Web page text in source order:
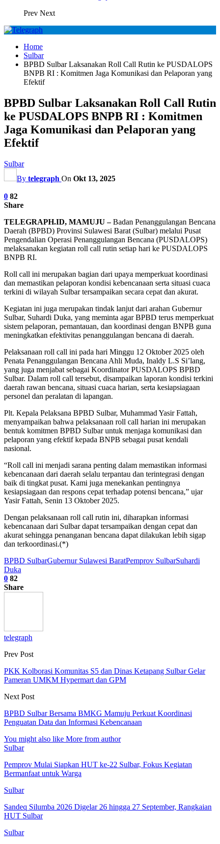
Prev Next
Home
Sulbar
BPBD Sulbar Laksanakan Roll Call Rutin ke PUSDALOPS
BNPB RI : Komitmen Jaga Komunikasi dan Pelaporan yang
Efektif
BPBD Sulbar Laksanakan Roll Call Rutin
ke PUSDALOPS BNPB RI : Komitmen
Jaga Komunikasi dan Pelaporan yang
Efektif
Sulbar
By telegraph On Okt 13, 2025
0 82
Share
TELEGRAPH.ID, MAMUJU –Badan Penanggulangan Bencana
Daerah (BPBD) Provinsi Sulawesi Barat (Sulbar) melalui Pusat
Pengendalian Operasi Penanggulangan Bencana (PUSDALOPS)
melaksanakan kegiatan roll call rutin setiap hari ke PUSDALOPS
BNPB RI.
Roll call ini merupakan bagian dari upaya memperkuat koordinasi
dan memastikan pelaporan kondisi kebencanaan serta situasi cuaca
terkini di wilayah Sulbar tersampaikan secara cepat dan akurat.
Kegiatan ini juga merupakan tindak lanjut dari arahan Gubernur
Sulbar, Suhardi Duka, yang meminta agar BPBD terus memperkuat
sistem pelaporan, pemantauan, dan koordinasi dengan BNPB guna
meningkatkan efektivitas penanggulangan bencana di daerah.
Pelaksanaan roll call ini pada hari Minggu 12 Oktober 2025 oleh
Penata Penanggulangan Bencana Ahli Muda, Inaldy L.S Si’lang,
yang juga menjabat sebagai Koordinator PUSDALOPS BPBD
Sulbar. Dalam roll call tersebut, disampaikan laporan kondisi terkini
daerah rawan bencana, situasi cuaca harian, serta kesiapsiagaan
personel dan peralatan di lapangan.
Plt. Kepala Pelaksana BPBD Sulbar, Muhammad Yasir Fattah,
menyampaikan bahwa pelaksanaan roll call harian ini merupakan
bentuk komitmen BPBD Sulbar untuk menjaga komunikasi dan
pelaporan yang efektif kepada BNPB sebagai pusat kendali
nasional.
“Roll call ini menjadi sarana penting dalam memastikan informasi
kebencanaan dari daerah selalu terpantau dan terintegrasi dengan
baik di tingkat pusat. Kami juga menekankan pentingnya
kesiapsiagaan dan respons cepat terhadap potensi bencana,” ujar
Yasir Fattah, Senin 13 Oktober 2025.
Dengan pelaksanaan roll call rutin ini, diharapkan informasi
kebencanaan dari Sulbar dapat tersampaikan dengan cepat dan
akurat sehingga penanganan bencana dapat dilakukan lebih sigap
dan terkoordinasi.(*)
BPBD SulbarGubernur Sulawesi BaratPemprov SulbarSuhardi
Duka
0 82
Share
telegraph
Prev Post
PKK Kolborasi Komunitas S5 dan Dinas Ketapang Sulbar Gelar
Pameran UMKM Hypermart dan GPM
Next Post
BPBD Sulbar Bersama BMKG Mamuju Perkuat Koordinasi
Penguatan Data dan Informasi Kebencanaan
You might also like More from author
Sulbar
Pemprov Mulai Siapkan HUT ke-22 Sulbar, Fokus Kegiatan
Bermanfaat untuk Warga
Sulbar
Sandeq Silumba 2026 Digelar 26 hingga 27 September, Rangkaian
HUT Sulbar
Sulbar